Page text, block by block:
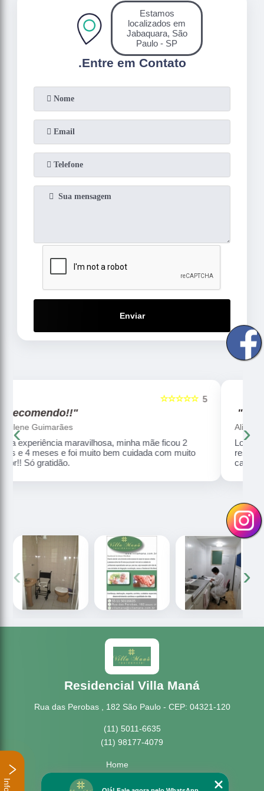
.Entre em Contato
Estamos
localizados em
Jabaquara, São
Paulo - SP
Enviar
☆☆☆☆☆
"Recomendo!!"
Aliete Ferreira
Local excelente para cuidar dos nossos idosos,
respeitando a individualidade de cada, com amor,
carinho, dignidade e humanização.
‹ ›
‹ ›
Residencial Villa Maná
Rua das Perobas , 182 São Paulo - CEP: 04321-120
(11) 5011-6635
(11) 98177-4079
Home